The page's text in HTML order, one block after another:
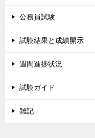
公務員試験
試験結果と成績開示
週間進捗状況
試験ガイド
雑記